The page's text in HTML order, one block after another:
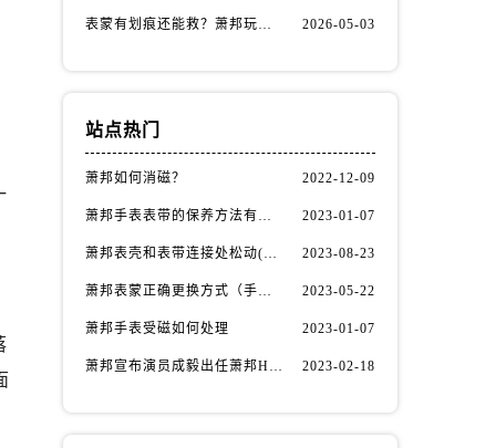
表蒙有划痕还能救？萧邦玩家都在用的修复方法 2026-05-03
站点热门
萧邦如何消磁？ 2022-12-09
萧邦手表表带的保养方法有哪些？ 2023-01-07
萧邦表壳和表带连接处松动(如何自行修复) 2023-08-23
萧邦表蒙正确更换方式（手表表蒙更换知识） 2023-05-22
萧邦手表受磁如何处理 2023-01-07
萧邦宣布演员成毅出任萧邦Happy Diamonds系列品牌大使 2023-02-18